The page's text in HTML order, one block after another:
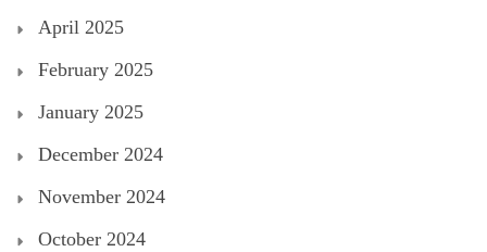
April 2025
February 2025
January 2025
December 2024
November 2024
October 2024